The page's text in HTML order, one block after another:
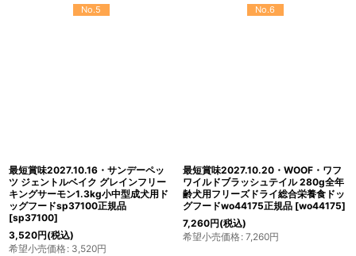
No.5
最短賞味2027.10.16・サンデーペッ
ツ ジェントルベイク グレインフリー
キングサーモン1.3kg小中型成犬用ド
ッグフードsp37100正規品
[sp37100]
3,520円(税込)
希望小売価格: 3,520円
No.6
最短賞味2027.10.20・WOOF・ワフ
ワイルドブラッシュテイル 280g全年
齢犬用フリーズドライ総合栄養食ドッ
グフードwo44175正規品 [wo44175]
7,260円(税込)
希望小売価格: 7,260円